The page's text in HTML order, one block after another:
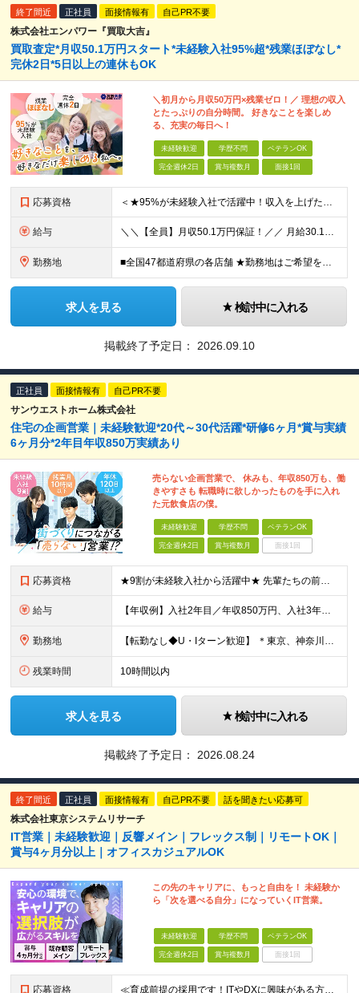
終了間近 正社員 面接情報有 自己PR不要
株式会社エンパワー『買取大吉』
買取査定*月収50.1万円スタート*未経験入社95%超*残業ほぼなし*
完休2日*5日以上の連休もOK
＼初月から月収50万円×残業ゼロ！／ 理想の収入
とたっぷりの自分時間。 好きなことを楽しめ
る、充実の毎日へ！
未経験歓迎 学歴不問 ベテランOK
完全週休2日 賞与複数月 面接1回
応募資格 ＜★95%が未経験入社で活躍中！収入を上げたい・新しいスキルを身につけたい方、大歓迎！★＞ ◆学歴不問・第二新卒歓迎 ◆社会人経験1年以上 ★100％人柄、意欲重視の採用です 「新しい環境でスタート
給与 ＼＼【全員】月収50.1万円保証！／／ 月給30.1万円＋インセン＋特別手当20万円(半年間)＋賞与 ※経験者は優遇いたします（研修も免除の場合有） ※固定残業代:7万4000円以上/月45時間分
勤務地 ■全国47都道府県の各店舗 ★勤務地はご希望を考慮の上、決定します ★今後も店舗を全国に拡大していきます ★U・Iターン歓迎（社宅あり） ★マイカー通勤OK（地域により規定あり。詳細はお問合せくださ
求人を見る 検討中に入れる
掲載終了予定日： 2026.09.10
正社員 面接情報有 自己PR不要
サンウエストホーム株式会社
住宅の企画営業｜未経験歓迎*20代～30代活躍*研修6ヶ月*賞与実績
6ヶ月分*2年目年収850万実績あり
売らない企画営業で、 休みも、年収850万も、働
きやすさも 転職時に欲しかったものを手に入れ
た元飲食店の僕。
未経験歓迎 学歴不問 ベテランOK
完全週休2日 賞与複数月 面接1回
応募資格 ★9割が未経験入社から活躍中★ 先輩たちの前職はアパレルの販売員、飲食店のホールスタッフなど。「営業職は初めて」という方も多数活躍中です！ 【未経験歓迎/学歴不問】 ・39歳までの方（若年層の長期キ
給与 【年収例】入社2年目／年収850万円、入社3年目／年収1020万円 月給29万円～＋賞与年2回＋報奨金年4回（インセンティブ） ※入社時の想定年収450万円～1000万円 ※上記月給には固定残業代（月
勤務地 【転勤なし◆U・Iターン歓迎】 ＊東京、神奈川、埼玉、千葉の拠点いずれかに配属 ＊勤務地の希望を考慮して配属いたします ◆本社 ┗東京都江東区亀戸1丁目39番5号 サンウエストホームビル6階 ◆横
残業時間 10時間以内
求人を見る 検討中に入れる
掲載終了予定日： 2026.08.24
終了間近 正社員 面接情報有 自己PR不要 話を聞きたい応募可
株式会社東京システムリサーチ
IT営業｜未経験歓迎｜反響メイン｜フレックス制｜リモートOK｜
賞与4ヶ月分以上｜オフィスカジュアルOK
この先のキャリアに、もっと自由を！ 未経験か
ら「次を選べる自分」になっていくIT営業。
未経験歓迎 学歴不問 ベテランOK
完全週休2日 賞与複数月 面接1回
応募資格 ≪育成前提の採用です！ITやDXに興味がある方歓迎≫ ■職種・業種未経験OK ■第二新卒歓迎 ■学歴不問 ※必要な専門知識やスキルはありません！ ━━━━━━━━━━━━ こんな方はぜひご応募くださ